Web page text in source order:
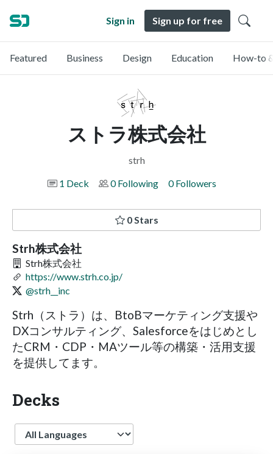
Sign in Sign up for free
Featured Business Design Education How-to
ストラ株式会社
strh
1 Deck
0 Following 0 Followers
0 Stars
Strh株式会社
Strh株式会社
https://www.strh.co.jp/
@strh__inc
Strh（ストラ）は、BtoBマーケティング支援や
DXコンサルティング、Salesforceをはじめとし
たCRM・CDP・MAツール等の構築・活用支援
を提供してます。
Decks
Language